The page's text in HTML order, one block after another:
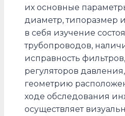
их основные
диаметр, типоразмер
в себя изучение
трубопроводов,
исправность
регуляторов
геометрию
ходе обследования
осуществляет